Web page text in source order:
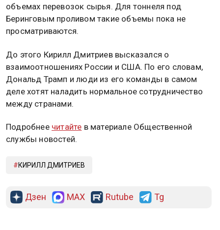
объемах перевозок сырья. Для тоннеля под
Беринговым проливом такие объемы пока не
просматриваются.
До этого Кирилл Дмитриев высказался о
взаимоотношениях России и США. По его словам,
Дональд Трамп и люди из его команды в самом
деле хотят наладить нормальное сотрудничество
между странами.
Подробнее читайте в материале Общественной
службы новостей.
КИРИЛЛ ДМИТРИЕВ
Дзен MAX Rutube Tg